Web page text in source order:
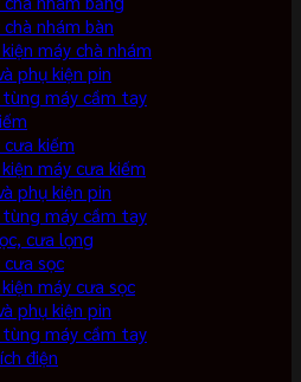
chà nhám bàn
máy chà nhám
phụ kiện pin
tùng máy cầm tay
cưa kiếm
máy cưa kiếm
phụ kiện pin
tùng máy cầm tay
cưa lọng
cưa sọc
máy cưa sọc
phụ kiện pin
tùng máy cầm tay
điện